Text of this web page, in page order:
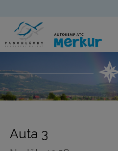
Auta 3